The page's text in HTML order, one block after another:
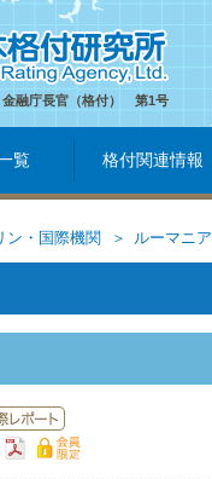
金融庁長官（格付） 第1号
覧 格付関連情報
ン・国際機関 ルーマニア